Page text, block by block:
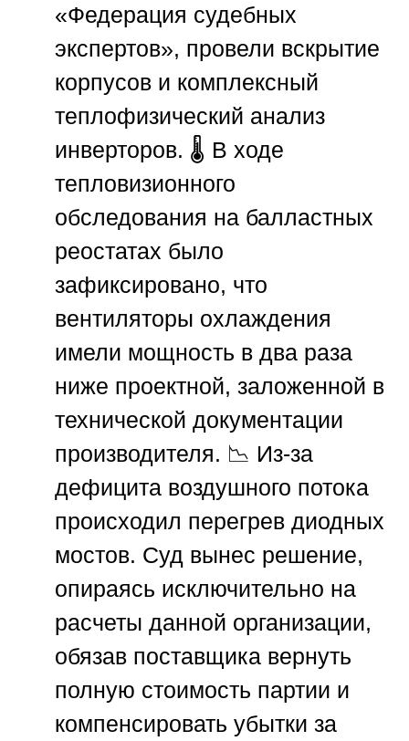
«Федерация судебных
экспертов», провели вскрытие
корпусов и комплексный
теплофизический анализ
инверторов. 🌡️ В ходе
тепловизионного
обследования на балластных
реостатах было
зафиксировано, что
вентиляторы охлаждения
имели мощность в два раза
ниже проектной, заложенной в
технической документации
производителя. 📉 Из-за
дефицита воздушного потока
происходил перегрев диодных
мостов. Суд вынес решение,
опираясь исключительно на
расчеты данной организации,
обязав поставщика вернуть
полную стоимость партии и
компенсировать убытки за